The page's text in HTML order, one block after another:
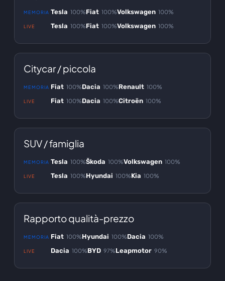
MEMORIA Tesla 100%Fiat 100%Volkswagen 100%
LIVE Tesla 100%Fiat 100%Volkswagen 100%
Citycar / piccola
MEMORIA Fiat 100%Dacia 100%Renault 100%
LIVE Fiat 100%Dacia 100%Citroën 100%
SUV / famiglia
MEMORIA Tesla 100%Škoda 100%Volkswagen 100%
LIVE Tesla 100%Hyundai 100%Kia 100%
Rapporto qualità-prezzo
MEMORIA Fiat 100%Hyundai 100%Dacia 100%
LIVE Dacia 100%BYD 97%Leapmotor 90%